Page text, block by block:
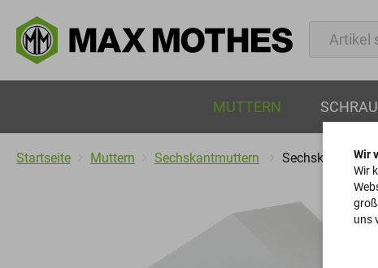
MUTTERN
Startseite Muttern Sechskantmuttern
Wir
Wir
uns